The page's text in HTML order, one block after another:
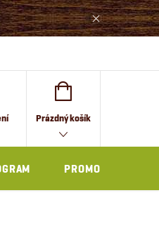
NÁKUPNÍ
KOŠÍK
Prázdný košík
PROMO